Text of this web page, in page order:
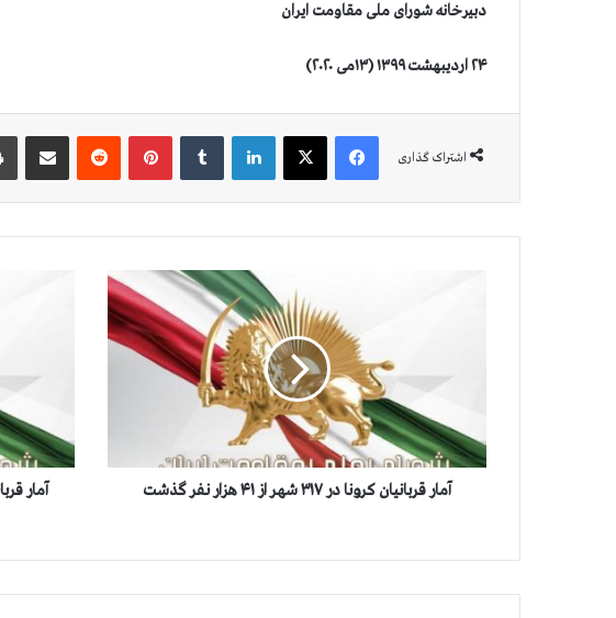
دبیرخانه شورای ملی مقاومت ایران
۲۴ اردیبهشت ۱۳۹۹ (۱۳می ۲۰۲۰)
اشتراک گذاری
فیس بوک X ‫پین‌ترست ‫رددیت
ا
ن
ک
آمار قربانیان کرونا در ۳۱۷ شهر از ۴۱ هزار نفر گذشت
ا
ن
ک